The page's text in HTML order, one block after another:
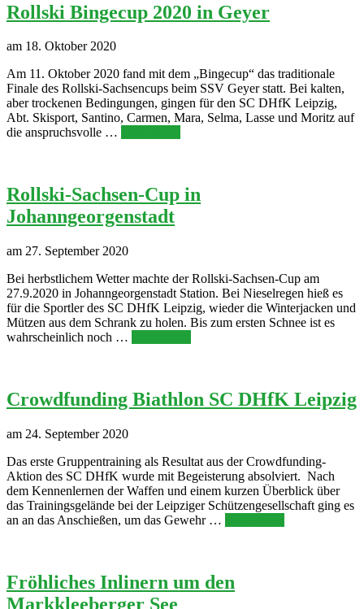
Rollski Bingecup 2020 in Geyer
am 18. Oktober 2020
Am 11. Oktober 2020 fand mit dem „Bingecup“ das traditionale
Finale des Rollski-Sachsencups beim SSV Geyer statt. Bei kalten,
aber trockenen Bedingungen, gingen für den SC DHfK Leipzig,
Abt. Skisport, Santino, Carmen, Mara, Selma, Lasse und Moritz auf
die anspruchsvolle …
Rollski-Sachsen-Cup in
Johanngeorgenstadt
am 27. September 2020
Bei herbstlichem Wetter machte der Rollski-Sachsen-Cup am
27.9.2020 in Johanngeorgenstadt Station. Bei Nieselregen hieß es
für die Sportler des SC DHfK Leipzig, wieder die Winterjacken und
Mützen aus dem Schrank zu holen. Bis zum ersten Schnee ist es
wahrscheinlich noch …
Crowdfunding Biathlon SC DHfK Leipzig
am 24. September 2020
Das erste Gruppentraining als Resultat aus der Crowdfunding-
Aktion des SC DHfK wurde mit Begeisterung absolviert. Nach
dem Kennenlernen der Waffen und einem kurzen Überblick über
das Trainingsgelände bei der Leipziger Schützengesellschaft ging es
an an das Anschießen, um das Gewehr …
Fröhliches Inlinern um den
Markkleeberger See